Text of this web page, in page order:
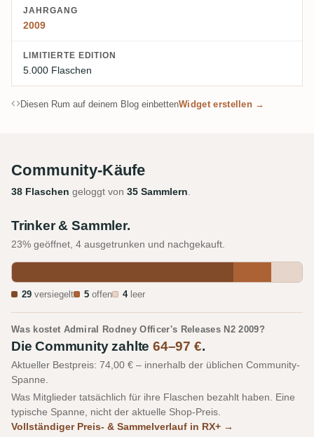
JAHRGANG
2009
LIMITIERTE EDITION
5.000 Flaschen
Diesen Rum auf deinem Blog einbettenWidget erstellen →
Community-Käufe
38 Flaschen geloggt von 35 Sammlern.
Trinker & Sammler.
23% geöffnet, 4 ausgetrunken und nachgekauft.
29 versiegelt 5 offen 4leer
Was kostet Admiral Rodney Officer's Releases N2 2009?
Die Community zahlte64–97 €.
Aktueller Bestpreis: 74,00 € – innerhalb der üblichen Community-
Spanne.
Was Mitglieder tatsächlich für ihre Flaschen bezahlt haben. Eine
typische Spanne, nicht der aktuelle Shop-Preis.
Vollständiger Preis- & Sammelverlauf in RX+ →